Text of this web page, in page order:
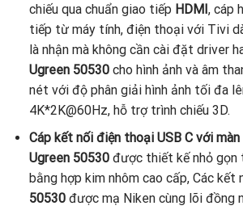
chiếu qua chuẩn giao tiếp HDMI, cáp
tiếp từ máy tính, điện thoại với Tivi
là nhận mà không cần cài đặt driver
Ugreen 50530cho hình ảnh và âm
nét với độ phân giải hình ảnh tối đa
4K*2K@60Hz, hỗ trợ trình chiếu 3D.
Cáp kết nối điện thoại USB C với màn
Ugreen 50530được thiết kế nhỏ gọn
bằng hợp kim nhôm cao cấp, Các kết
50530được mạ Niken cùng lõi đồng